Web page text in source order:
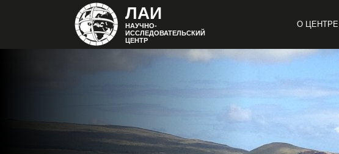
ЛАИ
НАУЧНО-
ИССЛЕДОВАТЕЛЬСКИЙ
ЦЕНТР
О ЦЕНТРЕ